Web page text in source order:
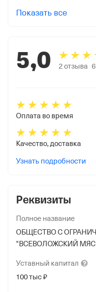
Реквизиты
Полное название
ОБЩЕСТВО С
"ВСЕВОЛОЖСКИЙ
Уставный капитал
100 тыс ₽
Показать все
5,0 2отзыва 6
Оплата во время
Качество, доставка
Узнать подробности